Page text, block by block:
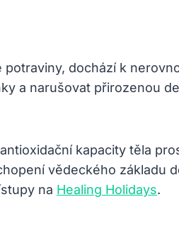
dochází k
a narušovat přirozenou
kapacity těla
vědeckého základu
na Healing Holidays.